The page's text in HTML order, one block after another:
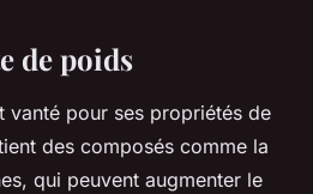
de poids
vanté pour ses propriétés de
des composés comme la
qui peuvent augmenter le